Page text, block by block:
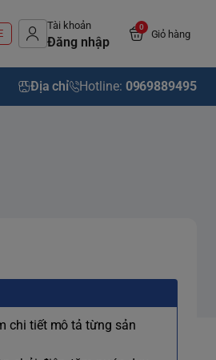
Tài khoản
Đăng nhập
0
Giỏ hàng
Địa chỉ Hotline: 0969889495
chi tiết mô tả từng sản